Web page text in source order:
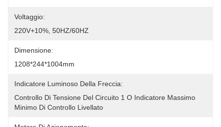
Voltaggio:
220V+10%, 50HZ/60HZ
Dimensione:
1208*244*1004mm
Indicatore Luminoso Della Freccia:
Controllo Di Tensione Del Circuito 1 O Indicatore Massimo
Minimo Di Controllo Livellato